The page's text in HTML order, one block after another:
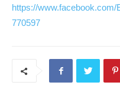
https://www.facebook.com/
770597